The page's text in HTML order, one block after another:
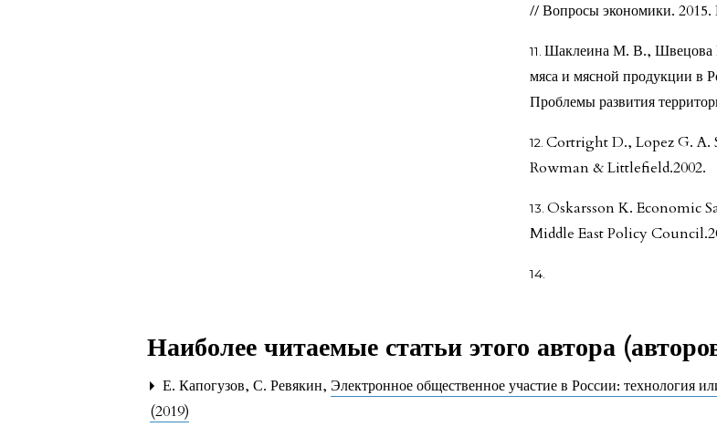
// Вопросы экономики.
Шаклеина М. В., Швецова
мяса и мясной продукции в
Проблемы развития
Cortright D., Lopez G. A.
Rowman & Littlefield.2002.
Oskarsson K. Economic
Middle East Policy
Наиболее читаемые статьи этого автора
Е. Капогузов, С. Ревякин,Электронное общественное участие в России: технология
(2019)